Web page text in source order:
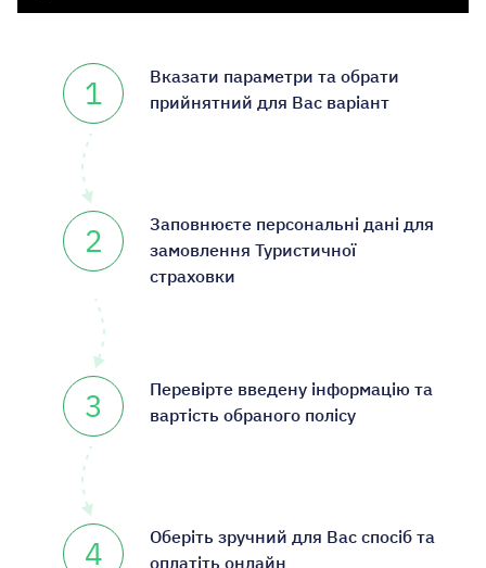
1
Вказати параметри та обрати
прийнятний для Вас варіант
2
Заповнюєте персональні дані для
замовлення Туристичної
страховки
3
Перевірте введену інформацію та
вартість обраного полісу
4
Оберіть зручний для Вас спосіб та
оплатіть онлайн